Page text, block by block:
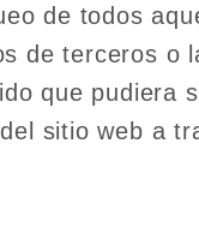
de todos
de terceros o
que pudiera
sitio web a